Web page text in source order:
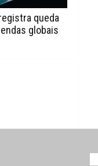
queda
globais